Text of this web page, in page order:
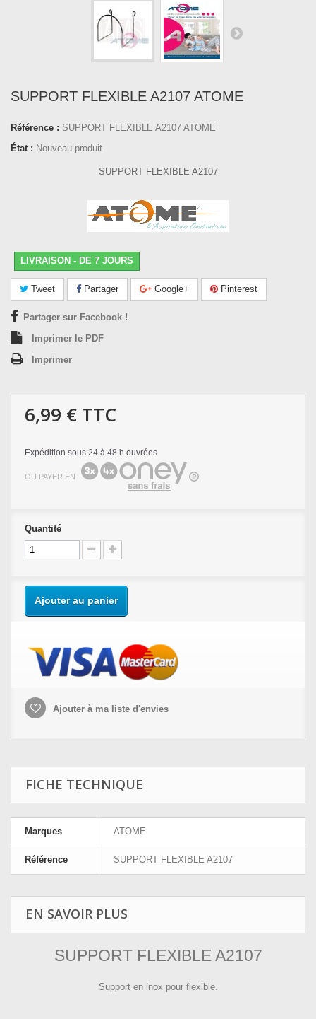
SUPPORT FLEXIBLE A2107 ATOME
Référence : SUPPORT FLEXIBLE A2107 ATOME
État : Nouveau produit
SUPPORT FLEXIBLE A2107
LIVRAISON - DE 7 JOURS
Tweet Partager Google+ Pinterest
Partager sur Facebook !
Imprimer le PDF
Imprimer
6,99 € TTC
Expédition sous 24 à 48 h ouvrées
OU PAYER EN
Quantité
Ajouter au panier
Ajouter à ma liste d'envies
FICHE TECHNIQUE
Marques ATOME
Référence SUPPORT FLEXIBLE A2107
EN SAVOIR PLUS
SUPPORT FLEXIBLE A2107
Support en inox pour flexible.